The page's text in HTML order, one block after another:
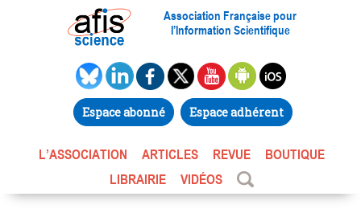
Association Française pour
l’Information Scientifique
Espace abonné Espace adhérent
L’ASSOCIATION ARTICLES REVUE
BOUTIQUE
LIBRAIRIE
VIDÉOS